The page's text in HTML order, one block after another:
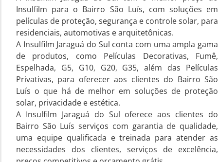
Insulfilm para o Bairro São Luís, com soluções em
películas de proteção, segurança e controle solar, para
residenciais, automotivas e arquitetônicas.
A Insulfilm Jaraguá do Sul conta com uma ampla gama
de produtos, como Películas Decorativas, Fumê,
Espelhada, G5, G10, G20, G35, além das Películas
Privativas, para oferecer aos clientes do Bairro São
Luís o que há de melhor em soluções de proteção
solar, privacidade e estética.
A Insulfilm Jaraguá do Sul oferece aos clientes do
Bairro São Luís serviços com garantia de qualidade,
uma equipe qualificada e treinada para atender as
necessidades dos clientes, serviços de excelência,